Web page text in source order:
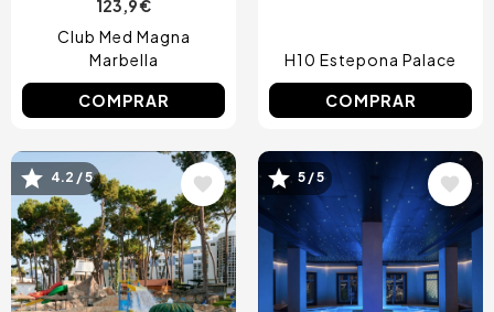
123,9 €
Club Med Magna
Marbella
COMPRAR
H10 Estepona Palace
COMPRAR
Image
4.2 / 5 Image
5 / 5